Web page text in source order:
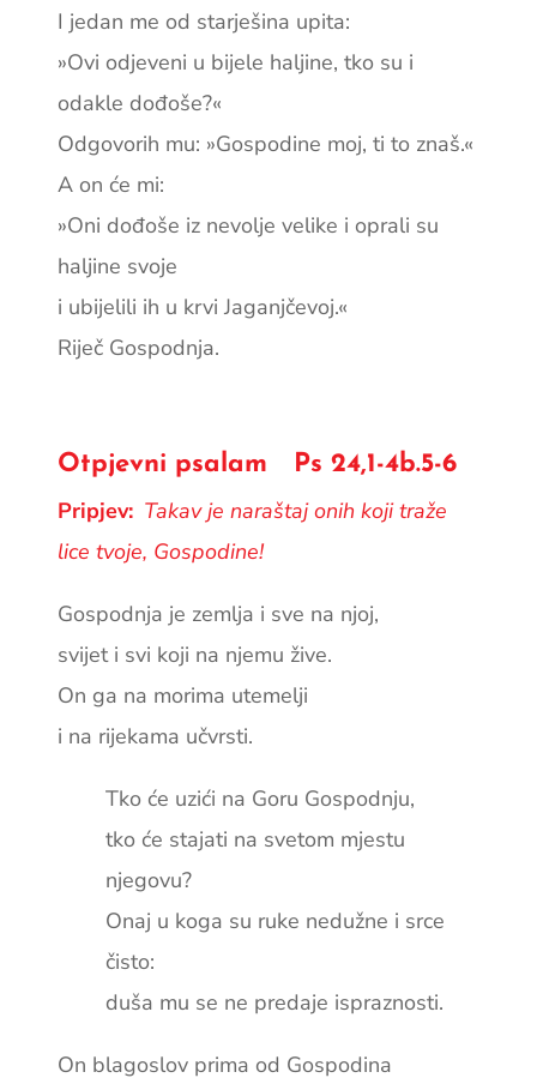
I jedan me od starješina upita:
»Ovi odjeveni u bijele haljine, tko su i
odakle dođoše?«
Odgovorih mu: »Gospodine moj, ti to znaš.«
A on će mi:
»Oni dođoše iz nevolje velike i oprali su
haljine svoje
i ubijelili ih u krvi Jaganjčevoj.«
Riječ Gospodnja.
Otpjevni psalam Ps 24,1-4b.5-6
Pripjev: Takav je naraštaj onih koji traže
lice tvoje, Gospodine!
Gospodnja je zemlja i sve na njoj,
svijet i svi koji na njemu žive.
On ga na morima utemelji
i na rijekama učvrsti.
Tko će uzići na Goru Gospodnju,
tko će stajati na svetom mjestu
njegovu?
Onaj u koga su ruke nedužne i srce
čisto:
duša mu se ne predaje ispraznosti.
On blagoslov prima od Gospodina